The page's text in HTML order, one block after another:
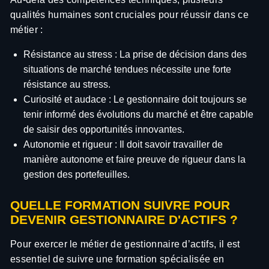
qualités humaines sont cruciales pour réussir dans ce
métier :
Résistance au stress : La prise de décision dans des
situations de marché tendues nécessite une forte
résistance au stress.
Curiosité et audace : Le gestionnaire doit toujours se
tenir informé des évolutions du marché et être capable
de saisir des opportunités innovantes.
Autonomie et rigueur : Il doit savoir travailler de
manière autonome et faire preuve de rigueur dans la
gestion des portefeuilles.
QUELLE FORMATION SUIVRE POUR
DEVENIR GESTIONNAIRE D'ACTIFS ?
Pour exercer le métier de gestionnaire d’actifs, il est
essentiel de suivre une formation spécialisée en